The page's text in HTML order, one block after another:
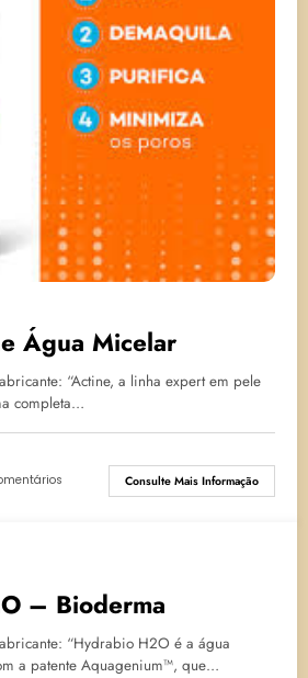
Água Micelar
“Actine, a linha expert em pele
completa…
Consulte Mais Informação
– Bioderma
“Hydrabio H2O é a água
a patente Aquagenium™, que…